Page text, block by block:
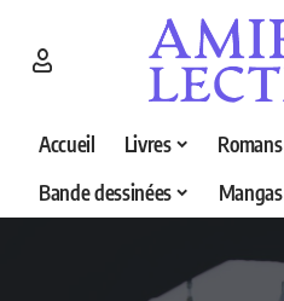
Accueil Livres Romans
Bande dessinées
Mangas